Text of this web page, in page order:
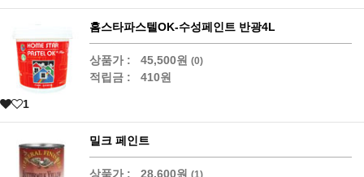
홈스타파스텔OK-수성페인트 반광4L
상품가 : 45,500원 (0)
적립금 : 410원
1
밀크 페인트
상품가 : 28,600원 (1)